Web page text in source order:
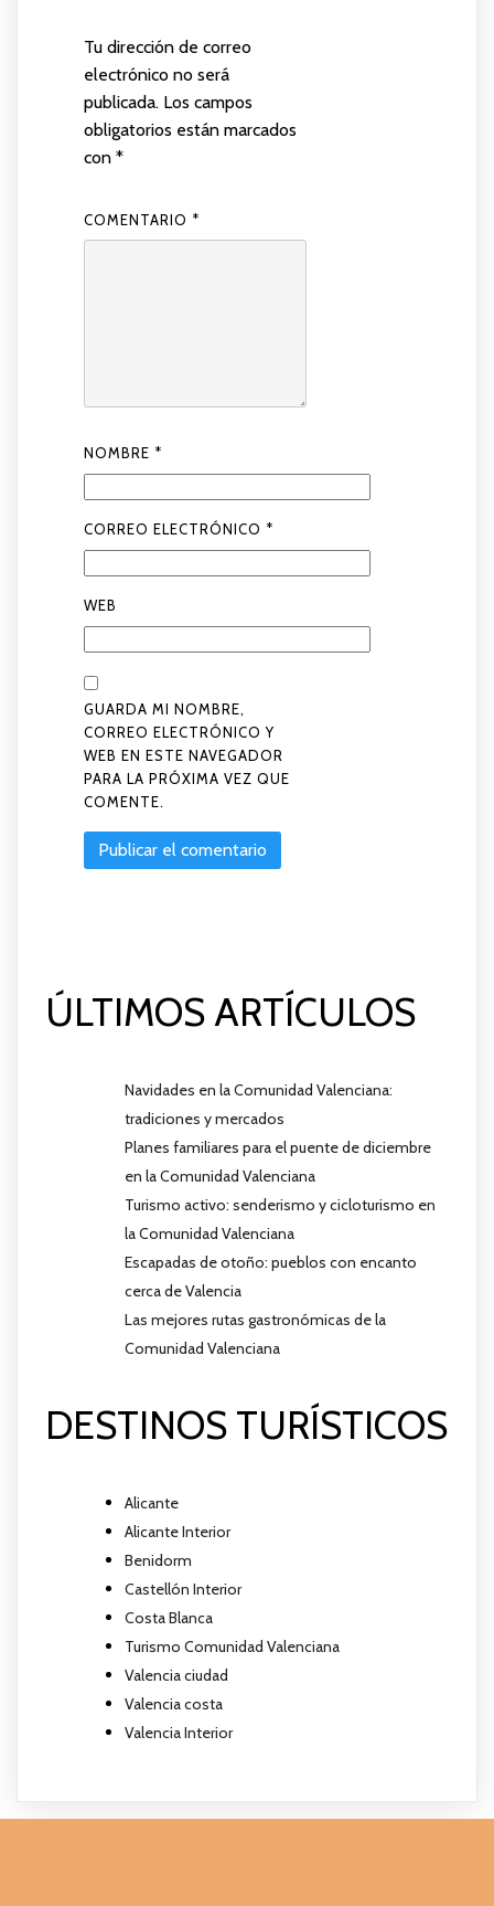
Tu dirección de correo
electrónico no será
publicada. Los campos
obligatorios están marcados
con *
COMENTARIO *
NOMBRE *
CORREO ELECTRÓNICO *
WEB
GUARDA MI NOMBRE,
CORREO ELECTRÓNICO Y
WEB EN ESTE NAVEGADOR
PARA LA PRÓXIMA VEZ QUE
COMENTE.
ÚLTIMOS ARTÍCULOS
Navidades en la Comunidad Valenciana:
tradiciones y mercados
Planes familiares para el puente de diciembre
en la Comunidad Valenciana
Turismo activo: senderismo y cicloturismo en
la Comunidad Valenciana
Escapadas de otoño: pueblos con encanto
cerca de Valencia
Las mejores rutas gastronómicas de la
Comunidad Valenciana
DESTINOS TURÍSTICOS
Alicante
Alicante Interior
Benidorm
Castellón Interior
Costa Blanca
Turismo Comunidad Valenciana
Valencia ciudad
Valencia costa
Valencia Interior